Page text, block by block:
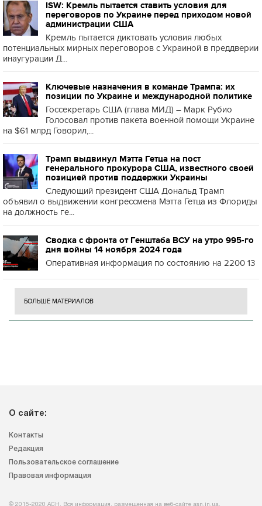
ISW: Кремль пытается ставить условия для
переговоров по Украине перед приходом новой
администрации США
Кремль пытается диктовать условия любых
потенциальных мирных переговоров с Украиной в преддверии
инаугурации Д...
Ключевые назначения в команде Трампа: их
позиции по Украине и международной политике
Госсекретарь США (глава МИД) – Марк Рубио
Голосовал против пакета военной помощи Украине
на $61 млрд Говорил,...
Трамп выдвинул Мэтта Гетца на пост
генерального прокурора США, известного своей
позицией против поддержки Украины
Следующий президент США Дональд Трамп
объявил о выдвижении конгрессмена Мэтта Гетца из Флориды
на должность ге...
Сводка с фронта от Генштаба ВСУ на утро 995-го
дня войны 14 ноября 2024 года
Оперативная информация по состоянию на 2200 13
БОЛЬШЕ МАТЕРИАЛОВ
О сайте:
Контакты
Редакция
Пользовательское соглашение
Правовая информация
© 2015-2020 АСН. Вся информация, размещенная на веб-сайте asn.in.ua,